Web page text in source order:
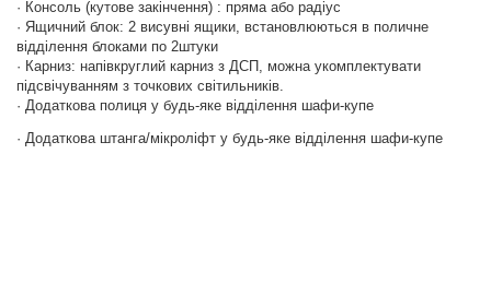
· Консоль (кутове закінчення) : пряма або радіус
· Ящичний блок: 2 висувні ящики, встановлюються в поличне
відділення блоками по 2штуки
· Карниз: напівкруглий карниз з ДСП, можна укомплектувати
підсвічуванням з точкових світильників.
· Додаткова полиця у будь-яке відділення шафи-купе
· Додаткова штанга/мікроліфт у будь-яке відділення шафи-купе